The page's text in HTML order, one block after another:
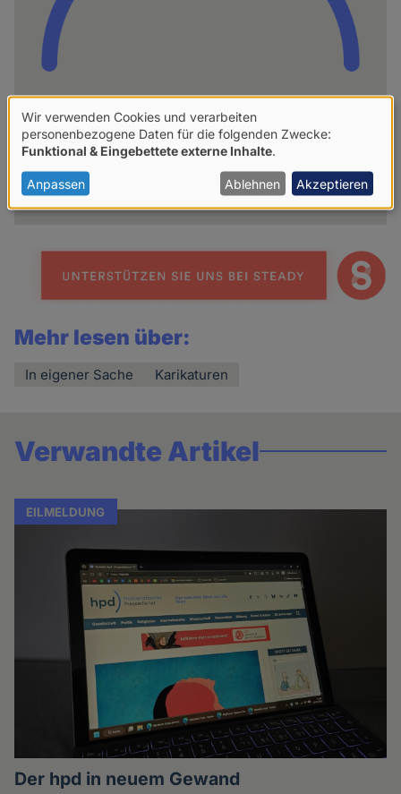
hpd
Weitere Artikel des Autoren
Mehr lesen über:
In eigener Sache Karikaturen
Verwandte Artikel
EILMELDUNG
Der hpd in neuem Gewand
Verwendung
von
personenbezogenen
Daten
Wir verwenden Cookies und verarbeiten
personenbezogene Daten für die folgenden Zwecke:
Funktional & Eingebettete externe Inhalte.
Anpassen Ablehnen Akzeptieren